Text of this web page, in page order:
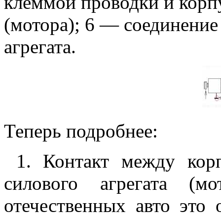
(мотора); 6 — соединение
агрегата.
Теперь подробнее:
1. Контакт между
силового агрегата
отечественных авто